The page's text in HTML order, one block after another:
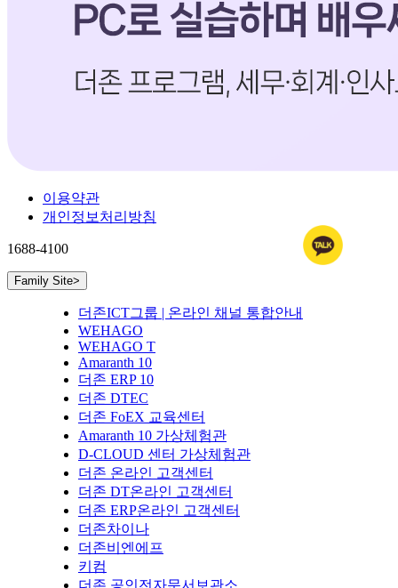
이용약관
개인정보처리방침
1688-4100
Family Site>
더존ICT그룹 | 온라인 채널 통합안내
WEHAGO
WEHAGO T
Amaranth 10
더존 ERP 10
더존 DTEC
더존 FoEX 교육센터
Amaranth 10 가상체험관
D-CLOUD 센터 가상체험관
더존 온라인 고객센터
더존 DT온라인 고객센터
더존 ERP온라인 고객센터
더존차이나
더존비엔에프
키컴
더존 공인전자문서보관소